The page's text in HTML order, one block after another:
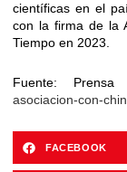
científicas en el
con la firma de la
Tiempo en 2023.
Fuente:
asociacion-con-
FACEBOOK